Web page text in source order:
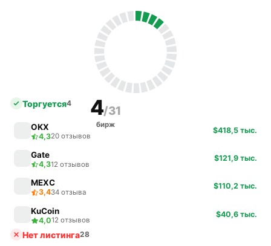
4/31
бирж
Торгуется4
OKX
4,320 отзывов
$418,5 тыс.
Gate
4,312 отзывов
$121,9 тыс.
MEXC
3,434 отзыва
$110,2 тыс.
KuCoin
4,012 отзывов
$40,6 тыс.
Нет листинга28